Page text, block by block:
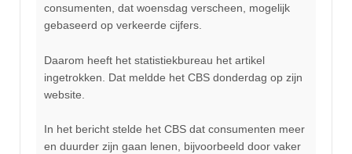
consumenten, dat woensdag verscheen, mogelijk
gebaseerd op verkeerde cijfers.
Daarom heeft het statistiekbureau het artikel
ingetrokken. Dat meldde het CBS donderdag op zijn
website.
In het bericht stelde het CBS dat consumenten meer
en duurder zijn gaan lenen, bijvoorbeeld door vaker